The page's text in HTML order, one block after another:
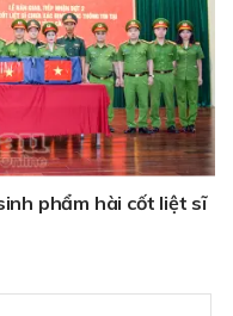
phẩm hài cốt liệt sĩ